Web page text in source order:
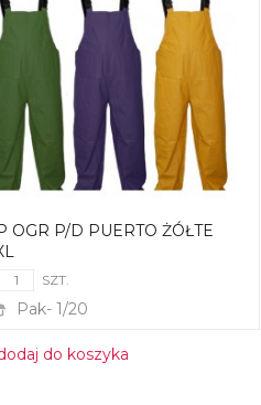
OGR P/D PUERTO ŻÓŁTE
SZT.
Pak- 1/20
do koszyka